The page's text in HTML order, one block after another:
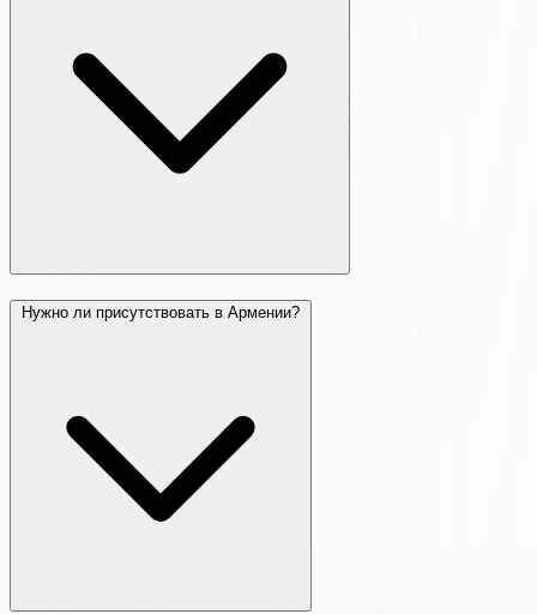
Нужно ли присутствовать в Армении?